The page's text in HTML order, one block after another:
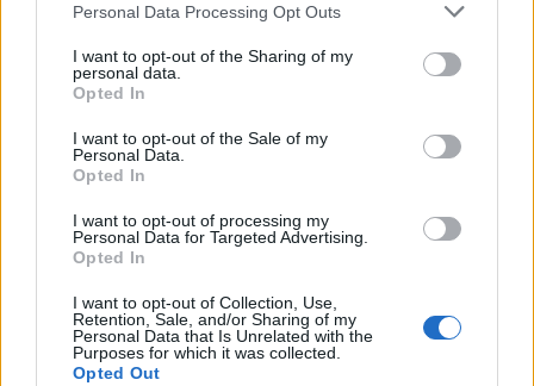
Personal Data Processing Opt Outs
I want to opt-out of the Sharing of my
personal data.
Opted In
I want to opt-out of the Sale of my
Personal Data.
Opted In
I want to opt-out of processing my
Personal Data for Targeted Advertising.
Opted In
I want to opt-out of Collection, Use,
Retention, Sale, and/or Sharing of my
Personal Data that Is Unrelated with the
Purposes for which it was collected.
Opted Out
niemożliwych i po trzech porażkach było jeszcze w
stanie odbić się od dna, kończąc grupowe zmagania na
trzecim miejscu.
następująco:
SK Gaming
OpTic
Cloud9 vs
Gambit
Esports